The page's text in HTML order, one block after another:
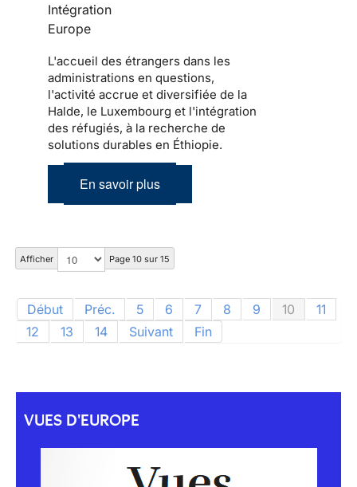
Intégration
Europe
L'accueil des étrangers dans les
administrations en questions,
l'activité accrue et diversifiée de la
Halde, le Luxembourg et l'intégration
des réfugiés, à la recherche de
solutions durables en Éthiopie.
En savoir plus
Afficher Page 10 sur 15
Début Préc. 5 6 7 8 9 10
11
12
13 14 Suivant Fin
VUES D'EUROPE